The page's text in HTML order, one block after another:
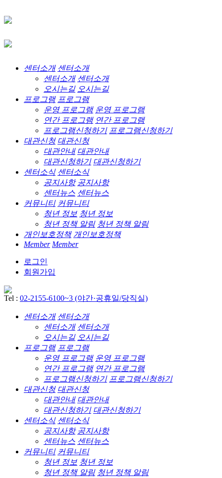
센터소개 센터소개
센터소개 센터소개
오시는길 오시는길
프로그램 프로그램
운영 프로그램 운영 프로그램
연간 프로그램 연간 프로그램
프로그램신청하기 프로그램신청하기
대관신청 대관신청
대관안내 대관안내
대관신청하기 대관신청하기
센터소식 센터소식
공지사항 공지사항
센터뉴스 센터뉴스
커뮤니티 커뮤니티
청년 정보 청년 정보
청년 정책 알림 청년 정책 알림
개인보호정책 개인보호정책
Member Member
로그인
회원가입
Tel : 02-2155-6100~3 (야간·공휴일/당직실)
센터소개 센터소개
센터소개 센터소개
오시는길 오시는길
프로그램 프로그램
운영 프로그램 운영 프로그램
연간 프로그램 연간 프로그램
프로그램신청하기 프로그램신청하기
대관신청 대관신청
대관안내 대관안내
대관신청하기 대관신청하기
센터소식 센터소식
공지사항 공지사항
센터뉴스 센터뉴스
커뮤니티 커뮤니티
청년 정보 청년 정보
청년 정책 알림 청년 정책 알림